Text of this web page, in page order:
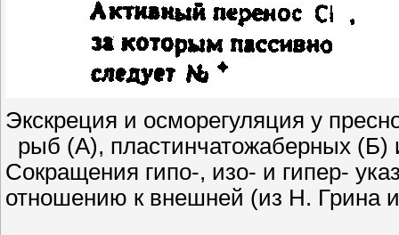
Экскреция и осморегуляция у
рыб (А), пластинчатожаберных (Б)
Сокращения гипо-, изо- и гипер-
отношению к внешней (из Н. Грина